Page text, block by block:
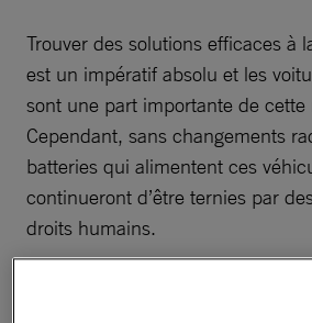
Trouver des solutions efficaces à
est un impératif absolu et les
sont une part importante de cette
Cependant, sans changements
batteries qui alimentent ces
continueront d’être ternies par
droits humains.
Les voitures